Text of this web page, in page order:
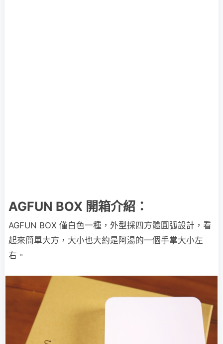
AGFUN BOX 開箱介紹：
AGFUN BOX 僅白色一種，外型採四方體圓弧設計，看
起來簡單大方，大小也大約是阿湯的一個手掌大小左
右。